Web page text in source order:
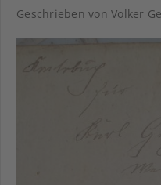
Geschrieben von Volker